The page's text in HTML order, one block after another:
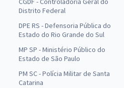
Distrito Federal
DPE RS - Defensoria Pública do
Estado do Rio Grande do Sul
MP SP - Ministério Público do
Estado de São Paulo
PM SC - Polícia Militar de Santa
Catarina